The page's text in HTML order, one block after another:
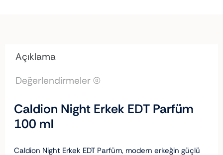
Açıklama
Değerlendirmeler (0)
Caldion Night Erkek EDT Parfüm
100 ml
Caldion Night Erkek EDT Parfüm, modern erkeğin güçlü